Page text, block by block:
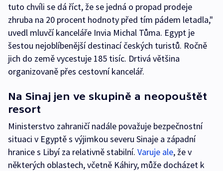
tuto chvíli se dá říct, že se jedná o propad prodeje
zhruba na 20 procent hodnoty před tím pádem letadla,"
uvedl mluvčí kanceláře Invia Michal Tůma. Egypt je
šestou nejoblíbenější destinací českých turistů. Ročně
jich do země vycestuje 185 tisíc. Drtivá většina
organizovaně přes cestovní kancelář.
Na Sinaj jen ve skupině a neopouštět
resort
Ministerstvo zahraničí nadále považuje bezpečnostní
situaci v Egyptě s výjimkou severu Sinaje a západní
hranice s Libyí za relativně stabilní. Varuje ale, že v
některých oblastech, včetně Káhiry, může docházet k